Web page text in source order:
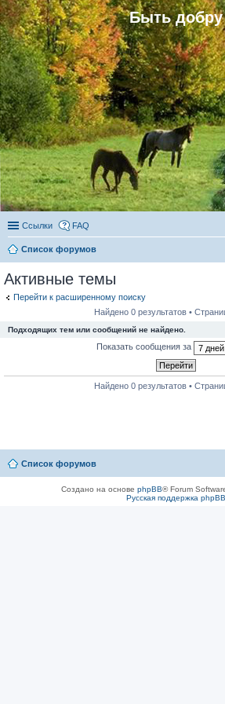
Быть добру
Ссылки FAQ
Список форумов
Активные темы
Перейти к расширенному поиску
Найдено 0 результатов •
Подходящих тем или сообщений не найдено.
Показать сообщения за
Найдено 0 результатов •
Список форумов
Создано на основе phpBB® Forum
Русская поддержка phpBB